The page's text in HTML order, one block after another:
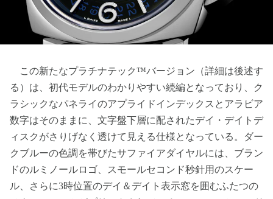
この新たなプラチナテック™バージョン（詳細は後述す
る）は、初代モデルのわかりやすい続編となっており、ク
ラシックなパネライのアプライドインデックスとアラビア
数字はそのままに、文字盤下層に配されたデイ・デイトデ
ィスクがさりげなく透けて見える仕様となっている。ダー
クブルーの色調を帯びたサファイアダイヤルには、ブラン
ドのルミノールロゴ、スモールセコンド秒針用のスケー
ル、さらに3時位置のデイ＆デイト表示窓を囲むふたつの